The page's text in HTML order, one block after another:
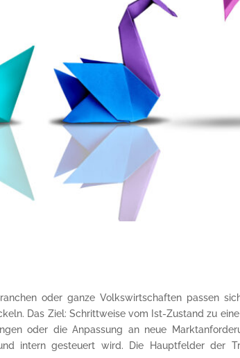
oder ganze Volkswirtschaften passen
Das Ziel: Schrittweise vom Ist-Zustand zu
oder die Anpassung an neue
intern gesteuert wird. Die Hauptfelder der